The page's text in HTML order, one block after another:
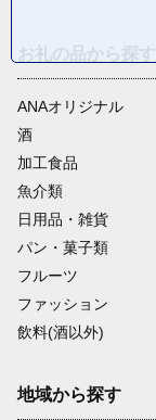
ANAオリジナル
酒
加工食品
魚介類
日用品・雑貨
パン・菓子類
フルーツ
ファッション
飲料(酒以外)
地域から探す